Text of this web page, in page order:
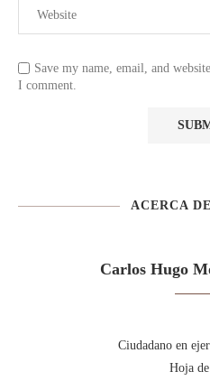
Save my name, email, and
I comment.
ACERCA
Carlos Hugo
Ciudadano en
Hoja